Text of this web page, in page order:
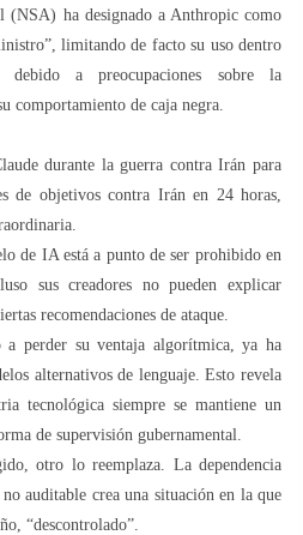
(NSA) ha designado a Anthropic como
limitando de facto su uso dentro
debido a preocupaciones sobre la
comportamiento de caja negra.
durante la guerra contra Irán para
de objetivos contra Irán en 24 horas,
de IA está a punto de ser prohibido en
sus creadores no pueden explicar
recomendaciones de ataque.
a perder su ventaja algorítmica, ya ha
alternativos de lenguaje. Esto revela
tecnológica siempre se mantiene un
de supervisión gubernamental.
otro lo reemplaza. La dependencia
auditable crea una situación en la que
“descontrolado”.